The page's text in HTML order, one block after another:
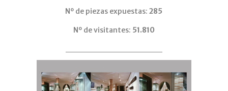
Nº de piezas expuestas:285
Nº de visitantes: 51.810